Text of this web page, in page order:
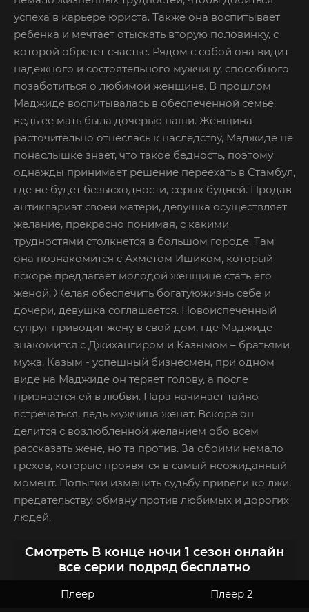
успеха в карьере юриста. Также она воспитывает
ребенка и мечтает отыскать вторую половинку, с
которой обретет счастье. Рядом с собой она видит
надежного и состоятельного мужчину, способного
позаботиться о любимой женщине. В прошлом
Маджиде воспитывалась в обеспеченной семье,
ведь ее мать была дочерью паши. Женщина
расточительно отнеслась к наследству, Маджиде не
понаслышке знает, что такое бедность, поэтому
однажды принимает решение переехать в Стамбул,
где не будет безысходности, серых будней. Продав
антиквариат своей матери, девушка осуществляет
желание, прекрасно понимая, с какими
трудностями столкнется в большом городе. Там
она познакомится с Ахметом Ишиком, который
вскоре предлагает молодой женщине стать его
женой. Желая обеспечить богатуюжизнь себе и
дочери, девушка соглашается. Новоиспеченный
супруг приводит жену в свой дом, где Маджиде
знакомится с Джихангиром и Казымом – братьями
мужа. Казым - успешный бизнесмен, при одном
виде на Маджиде он теряет голову, а после
признается ей в любви. Пара начинает тайно
встречаться, ведь мужчина женат. Вскоре он
делится с возлюбленной желанием обо всем
рассказать жене, но та против. За обоими немало
грехов, которые проявятся в самый неожиданный
момент. Попытки изменить судьбу привели ко лжи,
предательству, обману против любимых и дорогих
людей.
Смотреть В конце ночи 1 сезон онлайн
все серии подряд бесплатно
Плеер Плеер 2